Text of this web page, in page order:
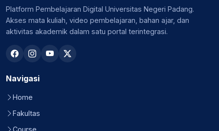
Platform Pembelajaran Digital Universitas Negeri Padang.
Akses mata kuliah, video pembelajaran, bahan ajar, dan
aktivitas akademik dalam satu portal terintegrasi.
Navigasi
Home
Fakultas
Course